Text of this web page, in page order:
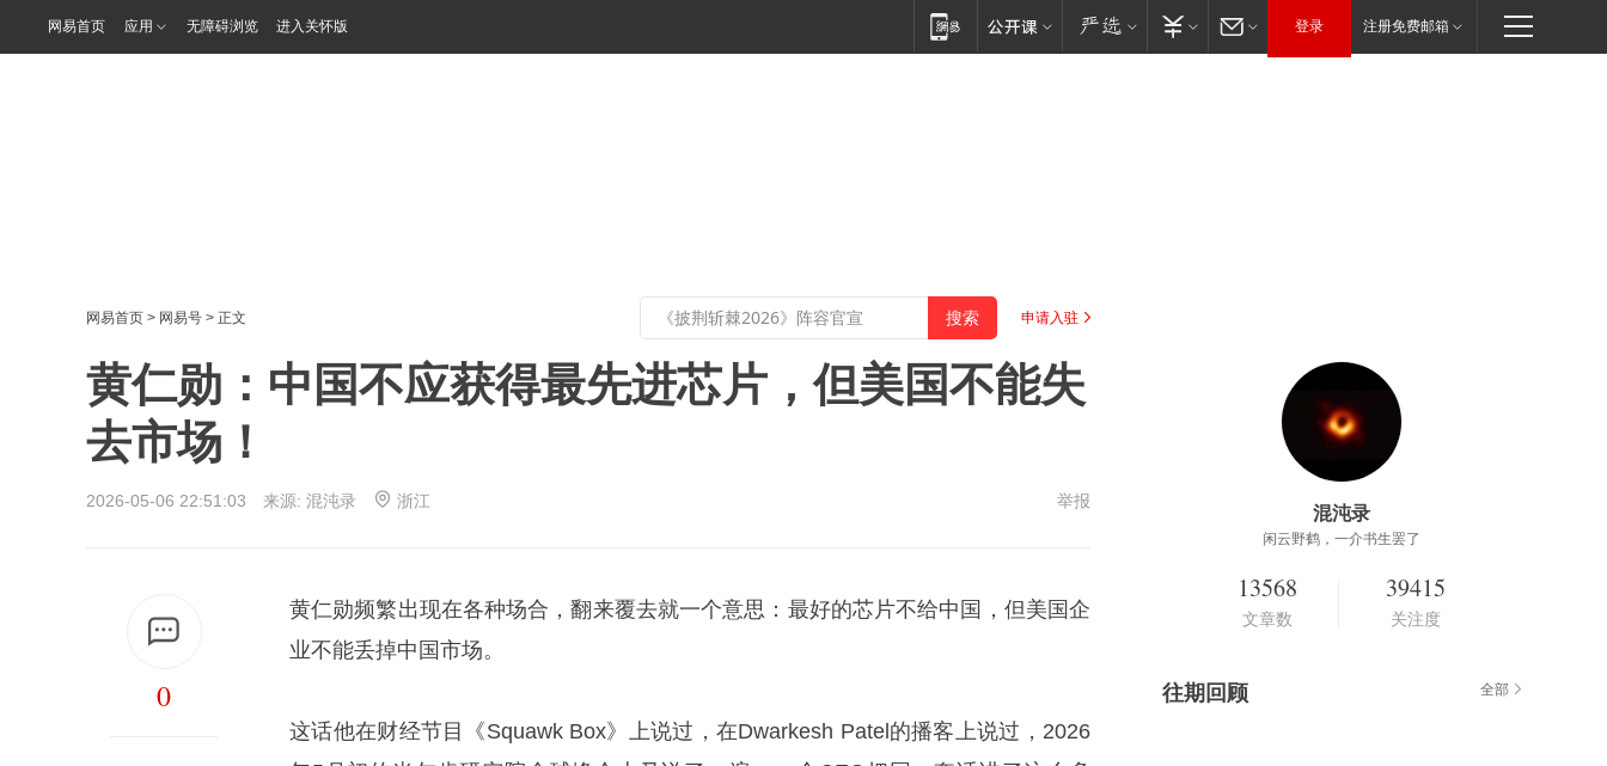
网易首页 应用 无障碍浏览 进入关怀版 登录 注册免费邮箱
网易首页 > 网易号 > 正文 申请入驻
黄仁勋：中国不应获得最先进芯片，但美国不能失
去市场！
2026-05-06 22:51:03 来源: 混沌录 浙江 举报
0
黄仁勋频繁出现在各种场合，翻来覆去就一个意思：最好的芯片不给中国，但美国企
业不能丢掉中国市场。
这话他在财经节目《Squawk Box》上说过，在Dwarkesh Patel的播客上说过，2026
混沌录
闲云野鹤，一介书生罢了
13568
文章数
39415
关注度
往期回顾 全部